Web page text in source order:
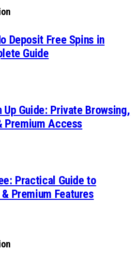
Deposit Free Spins in
Guide
Up Guide: Private Browsing,
Premium Access
Practical Guide to
Premium Features